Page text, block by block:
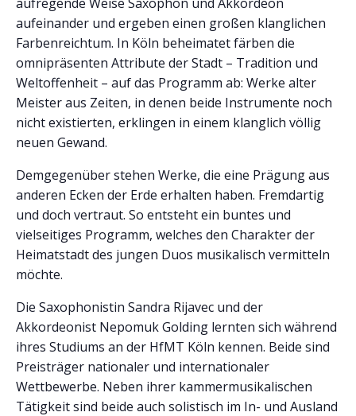
aufeinander und ergeben einen großen klanglichen
Farbenreichtum. In Köln beheimatet färben die
omnipräsenten Attribute der Stadt – Tradition und
Weltoffenheit – auf das Programm ab: Werke alter
Meister aus Zeiten, in denen beide Instrumente noch
nicht existierten, erklingen in einem klanglich völlig
neuen Gewand.
Demgegenüber stehen Werke, die eine Prägung aus
anderen Ecken der Erde erhalten haben. Fremdartig
und doch vertraut. So entsteht ein buntes und
vielseitiges Programm, welches den Charakter der
Heimatstadt des jungen Duos musikalisch vermitteln
möchte.
Die Saxophonistin Sandra Rijavec und der
Akkordeonist Nepomuk Golding lernten sich während
ihres Studiums an der HfMT Köln kennen. Beide sind
Preisträger nationaler und internationaler
Wettbewerbe. Neben ihrer kammermusikalischen
Tätigkeit sind beide auch solistisch im In- und Ausland